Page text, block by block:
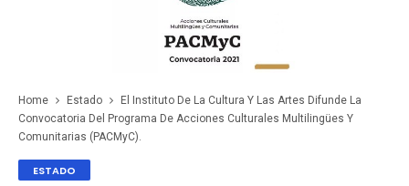
Home Estado
El Instituto De La Cultura Y Las Artes Difunde La
Convocatoria Del Programa De Acciones Culturales Multilingües Y
Comunitarias (PACMyC).
ESTADO